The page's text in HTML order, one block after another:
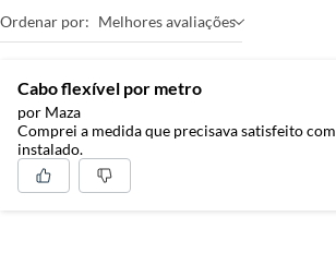
Ordenar por: Melhores avaliações
Cabo flexível por metro
por Maza
Comprei a medida que precisava satisfeito
instalado.